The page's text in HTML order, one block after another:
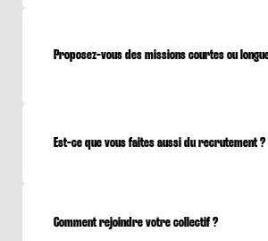
Proposez-vous des missions courtes ou
Est-ce que vous faites aussi du recrutement ?
Comment rejoindre votre collectif ?